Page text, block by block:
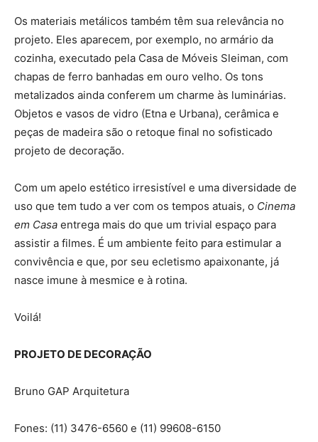
Os materiais metálicos também têm sua relevância no
projeto. Eles aparecem, por exemplo, no armário da
cozinha, executado pela Casa de Móveis Sleiman, com
chapas de ferro banhadas em ouro velho. Os tons
metalizados ainda conferem um charme às luminárias.
Objetos e vasos de vidro (Etna e Urbana), cerâmica e
peças de madeira são o retoque final no sofisticado
projeto de decoração.
Com um apelo estético irresistível e uma diversidade de
uso que tem tudo a ver com os tempos atuais, o Cinema
em Casa entrega mais do que um trivial espaço para
assistir a filmes. É um ambiente feito para estimular a
convivência e que, por seu ecletismo apaixonante, já
nasce imune à mesmice e à rotina.
Voilá!
PROJETO DE DECORAÇÃO
Bruno GAP Arquitetura
Fones: (11) 3476-6560 e (11) 99608-6150